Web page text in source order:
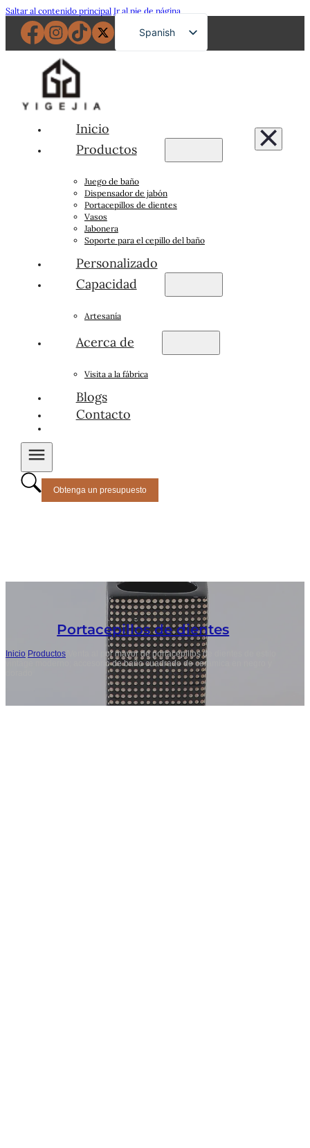
Saltar al contenido principal Ir al pie de página
Spanish
English
Arabic
Inicio
Productos
Juego de baño
Dispensador de jabón
Portacepillos de dientes
Vasos
Jabonera
Soporte para el cepillo del baño
Personalizado
Capacidad
Artesanía
Acerca de
Visita a la fábrica
Blogs
Contacto
Obtenga un presupuesto
Portacepillos de dientes
Inicio Productos
Venta al por mayor de portacepillos de dientes de estilo
vintage moderno; accesorio de baño cuadrado de cerámica en negro y